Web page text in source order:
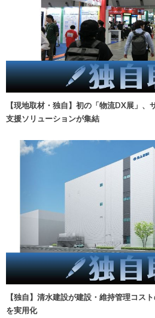
【現地取材・独自】初の「物流DX展」
支援ソリューションが集結
【独自】清水建設が建設・維持管理コス
を実用化